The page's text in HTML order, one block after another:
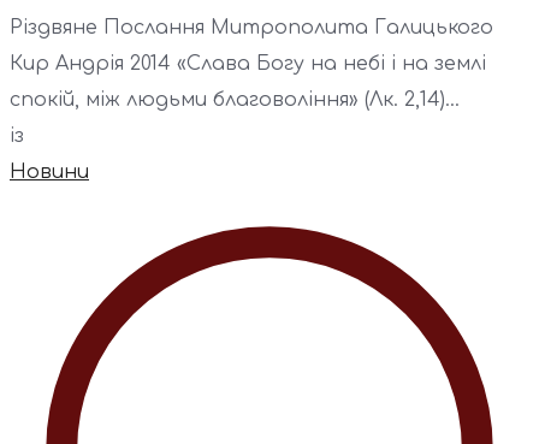
Різдвяне Послання Митрополита Галицького
Кир Андрія 2014 «Слава Богу на небі і на землі
спокій, між людьми благовоління» (Лк. 2,14)...
із
Новини